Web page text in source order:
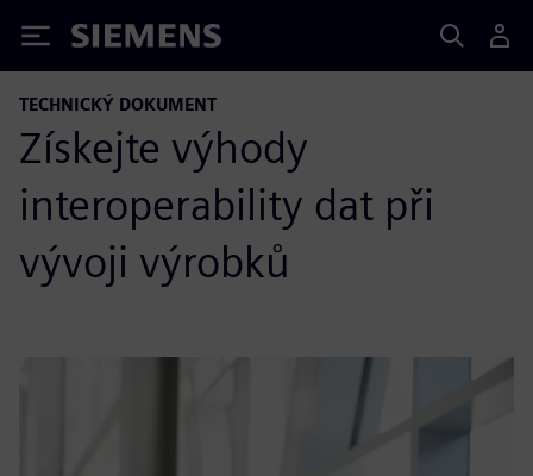
Siemens
TECHNICKÝ DOKUMENT
Získejte výhody
interoperability dat při
vývoji výrobků